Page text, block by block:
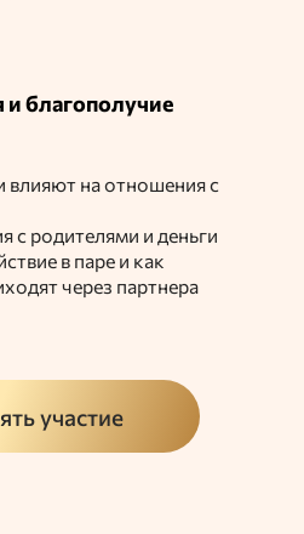
участие
влияют на отношения с
с родителями и деньги
в паре и как
через партнера
благополучие